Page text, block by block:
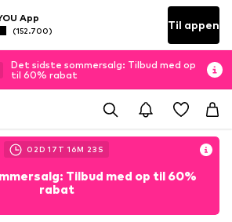
App
(152.700) Til appen
Det sidste sommersalg: Tilbud med op
til 60% rabat
02D 17 T 16M 22 S
Tilbud med op til 60%
rabat